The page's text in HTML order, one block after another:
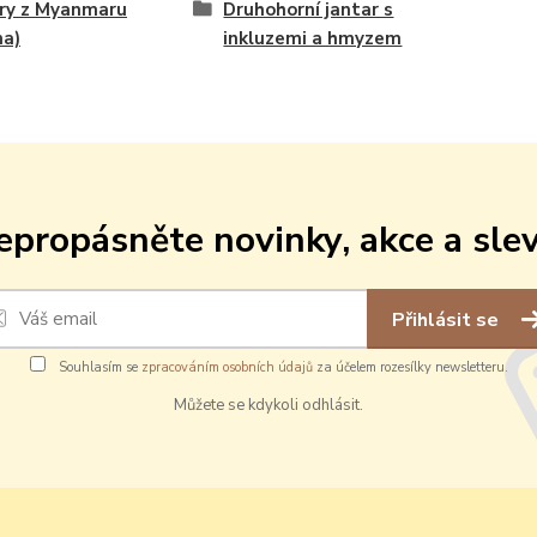
z Myanmaru
Druhohorní jantar s
inkluzemi a hmyzem
novinky, akce a
Přihlásit se
Souhlasím se zpracováním osobních údajůza účelem rozesílky newsletteru.
Můžete se kdykoli odhlásit.